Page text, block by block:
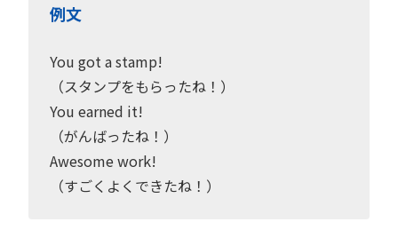
例文
You got a stamp!
（スタンプをもらったね！）
You earned it!
（がんばったね！）
Awesome work!
（すごくよくできたね！）